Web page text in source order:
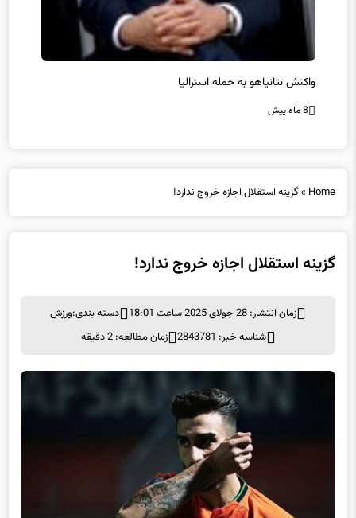
واکنش نتانیاهو به حمله استرالیا
8 ماه پیش
Home
»گزینه استقلال اجازه خروج ندارد!
گزینه استقلال اجازه خروج ندارد!
زمان انتشار: 28 جولای 2025 ساعت 18:01 دسته بندی:ورزش
شناسه خبر: 2843781
زمان مطالعه: 2 دقیقه